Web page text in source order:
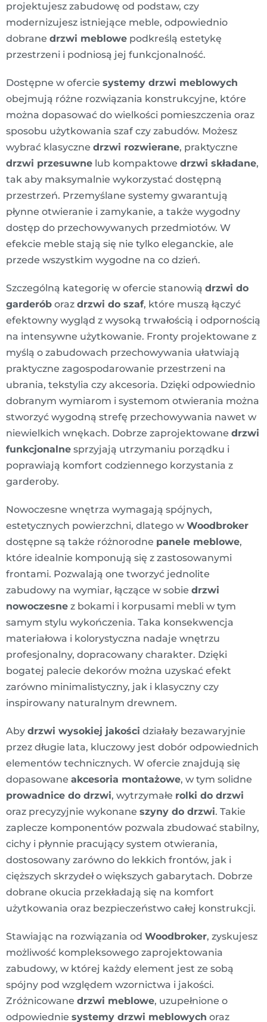
projektujesz zabudowę od podstaw, czy
modernizujesz istniejące meble, odpowiednio
dobrane drzwi meblowe podkreślą estetykę
przestrzeni i podniosą jej funkcjonalność.
Dostępne w ofercie systemy drzwi meblowych
obejmują różne rozwiązania konstrukcyjne, które
można dopasować do wielkości pomieszczenia oraz
sposobu użytkowania szaf czy zabudów. Możesz
wybrać klasyczne drzwi rozwierane, praktyczne
drzwi przesuwne lub kompaktowe drzwi składane,
tak aby maksymalnie wykorzystać dostępną
przestrzeń. Przemyślane systemy gwarantują
płynne otwieranie i zamykanie, a także wygodny
dostęp do przechowywanych przedmiotów. W
efekcie meble stają się nie tylko eleganckie, ale
przede wszystkim wygodne na co dzień.
Szczególną kategorię w ofercie stanowią drzwi do
garderób oraz drzwi do szaf, które muszą łączyć
efektowny wygląd z wysoką trwałością i odpornością
na intensywne użytkowanie. Fronty projektowane z
myślą o zabudowach przechowywania ułatwiają
praktyczne zagospodarowanie przestrzeni na
ubrania, tekstylia czy akcesoria. Dzięki odpowiednio
dobranym wymiarom i systemom otwierania można
stworzyć wygodną strefę przechowywania nawet w
niewielkich wnękach. Dobrze zaprojektowane drzwi
funkcjonalne sprzyjają utrzymaniu porządku i
poprawiają komfort codziennego korzystania z
garderoby.
Nowoczesne wnętrza wymagają spójnych,
estetycznych powierzchni, dlatego w Woodbroker
dostępne są także różnorodne panele meblowe,
które idealnie komponują się z zastosowanymi
frontami. Pozwalają one tworzyć jednolite
zabudowy na wymiar, łączące w sobie drzwi
nowoczesne z bokami i korpusami mebli w tym
samym stylu wykończenia. Taka konsekwencja
materiałowa i kolorystyczna nadaje wnętrzu
profesjonalny, dopracowany charakter. Dzięki
bogatej palecie dekorów można uzyskać efekt
zarówno minimalistyczny, jak i klasyczny czy
inspirowany naturalnym drewnem.
Aby drzwi wysokiej jakości działały bezawaryjnie
przez długie lata, kluczowy jest dobór odpowiednich
elementów technicznych. W ofercie znajdują się
dopasowane akcesoria montażowe, w tym solidne
prowadnice do drzwi, wytrzymałe rolki do drzwi
oraz precyzyjnie wykonane szyny do drzwi. Takie
zaplecze komponentów pozwala zbudować stabilny,
cichy i płynnie pracujący system otwierania,
dostosowany zarówno do lekkich frontów, jak i
cięższych skrzydeł o większych gabarytach. Dobrze
dobrane okucia przekładają się na komfort
użytkowania oraz bezpieczeństwo całej konstrukcji.
Stawiając na rozwiązania od Woodbroker, zyskujesz
możliwość kompleksowego zaprojektowania
zabudowy, w której każdy element jest ze sobą
spójny pod względem wzornictwa i jakości.
Zróżnicowane drzwi meblowe, uzupełnione o
odpowiednie systemy drzwi meblowych oraz